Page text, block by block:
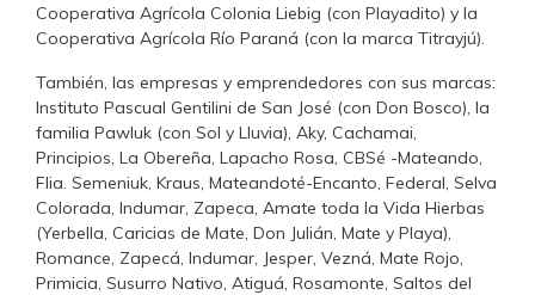
Cooperativa Agrícola Colonia Liebig (con Playadito) y la
Cooperativa Agrícola Río Paraná (con la marca Titrayjú).
También, las empresas y emprendedores con sus marcas:
Instituto Pascual Gentilini de San José (con Don Bosco), la
familia Pawluk (con Sol y Lluvia), Aky, Cachamai,
Principios, La Obereña, Lapacho Rosa, CBSé -Mateando,
Flia. Semeniuk, Kraus, Mateandoté-Encanto, Federal, Selva
Colorada, Indumar, Zapeca, Amate toda la Vida Hierbas
(Yerbella, Caricias de Mate, Don Julián, Mate y Playa),
Romance, Zapecá, Indumar, Jesper, Vezná, Mate Rojo,
Primicia, Susurro Nativo, Atiguá, Rosamonte, Saltos del